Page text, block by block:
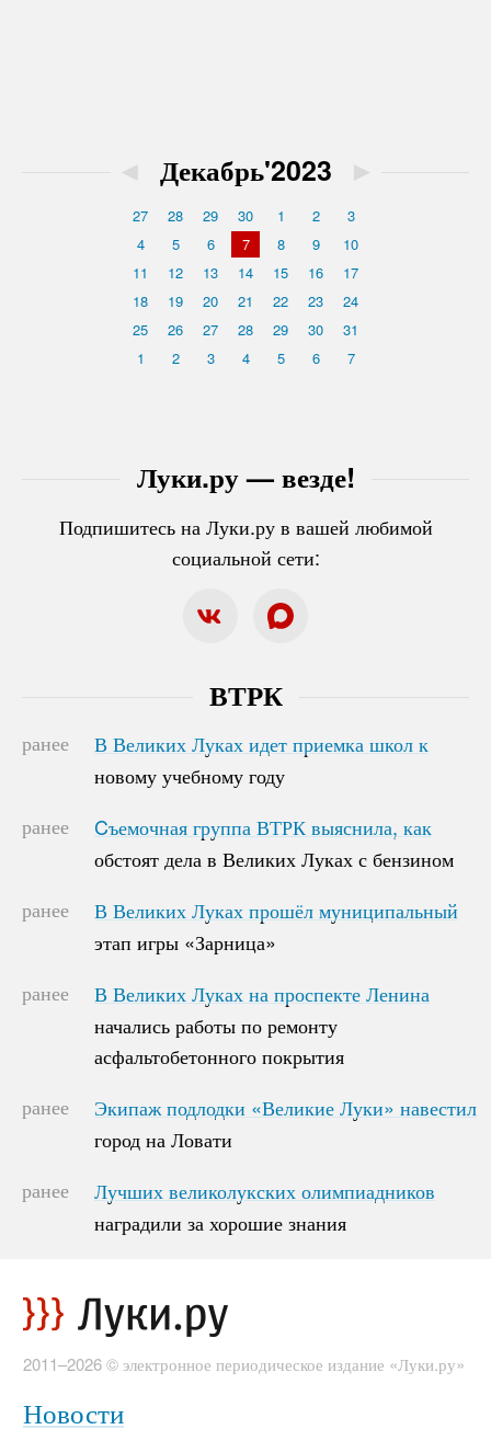
Луки.ру — везде!
Подпишитесь на Луки.ру в вашей любимой
социальной сети:
◄ Декабрь'2023 ►
27 28 29 30 1 2
3
4
5 6 7 8 9
10
11
12 13 14 15 16
17
18
19 20 21 22 23
24
25
26 27 28 29 30
31
1
2 3 4 5 6 7
ВТРК
ранее
В Великих Луках идет приемка школ к
новому учебному году
В Великих Луках идет приемка школ к
новому учебному году
ранее
Cъемочная группа ВТРК выяснила, как
обстоят дела в Великих Луках с бензином
Cъемочная группа ВТРК выяснила, как
обстоят дела в Великих Луках с бензином
ранее
В Великих Луках прошёл муниципальный
этап игры «Зарница»
В Великих Луках прошёл муниципальный
этап игры «Зарница»
ранее
В Великих Луках на проспекте Ленина
начались работы по ремонту
асфальтобетонного покрытия
В Великих Луках на проспекте Ленина
начались работы по ремонту
асфальтобетонного покрытия
ранее
Экипаж подлодки «Великие Луки» навестил
город на Ловати
Экипаж подлодки «Великие Луки» навестил
город на Ловати
ранее
Лучших великолукских олимпиадников
наградили за хорошие знания
Лучших великолукских олимпиадников
наградили за хорошие знания
2011–2026 © электронное периодическое издание «Луки.ру»
Новости